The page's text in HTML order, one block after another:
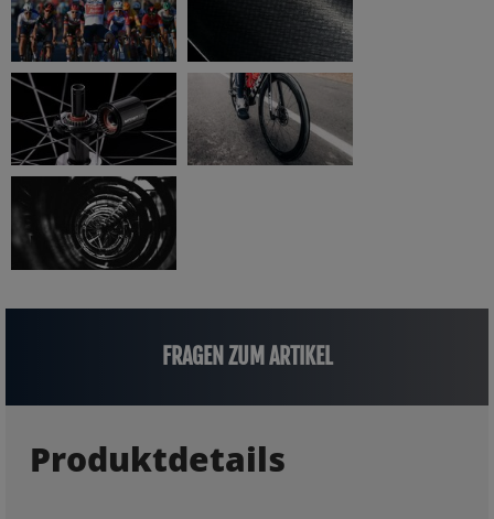
FRAGEN ZUM ARTIKEL
Produktdetails